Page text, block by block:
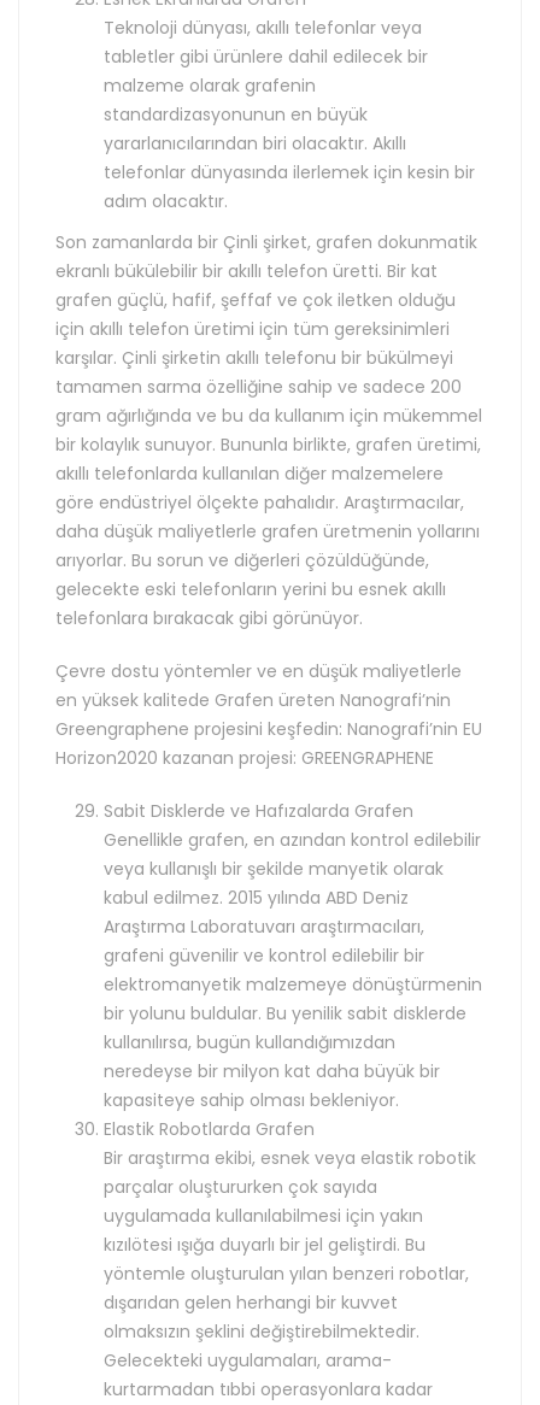
Teknoloji dünyası, akıllı telefonlar veya
tabletler gibi ürünlere dahil edilecek bir
malzeme olarak grafenin
standardizasyonunun en büyük
yararlanıcılarından biri olacaktır. Akıllı
telefonlar dünyasında ilerlemek için kesin bir
adım olacaktır.
Son zamanlarda bir Çinli şirket, grafen dokunmatik
ekranlı bükülebilir bir akıllı telefon üretti. Bir kat
grafen güçlü, hafif, şeffaf ve çok iletken olduğu
için akıllı telefon üretimi için tüm gereksinimleri
karşılar. Çinli şirketin akıllı telefonu bir bükülmeyi
tamamen sarma özelliğine sahip ve sadece 200
gram ağırlığında ve bu da kullanım için mükemmel
bir kolaylık sunuyor. Bununla birlikte, grafen üretimi,
akıllı telefonlarda kullanılan diğer malzemelere
göre endüstriyel ölçekte pahalıdır. Araştırmacılar,
daha düşük maliyetlerle grafen üretmenin yollarını
arıyorlar. Bu sorun ve diğerleri çözüldüğünde,
gelecekte eski telefonların yerini bu esnek akıllı
telefonlara bırakacak gibi görünüyor.
Çevre dostu yöntemler ve en düşük maliyetlerle
en yüksek kalitede Grafen üreten Nanografi’nin
Greengraphene projesini keşfedin: Nanografi’nin EU
Horizon2020 kazanan projesi: GREENGRAPHENE
Sabit Disklerde ve Hafızalarda Grafen
Genellikle grafen, en azından kontrol edilebilir
veya kullanışlı bir şekilde manyetik olarak
kabul edilmez. 2015 yılında ABD Deniz
Araştırma Laboratuvarı araştırmacıları,
grafeni güvenilir ve kontrol edilebilir bir
elektromanyetik malzemeye dönüştürmenin
bir yolunu buldular. Bu yenilik sabit disklerde
kullanılırsa, bugün kullandığımızdan
neredeyse bir milyon kat daha büyük bir
kapasiteye sahip olması bekleniyor.
Elastik Robotlarda Grafen
Bir araştırma ekibi, esnek veya elastik robotik
parçalar oluştururken çok sayıda
uygulamada kullanılabilmesi için yakın
kızılötesi ışığa duyarlı bir jel geliştirdi. Bu
yöntemle oluşturulan yılan benzeri robotlar,
dışarıdan gelen herhangi bir kuvvet
olmaksızın şeklini değiştirebilmektedir.
Gelecekteki uygulamaları, arama-
kurtarmadan tıbbi operasyonlara kadar